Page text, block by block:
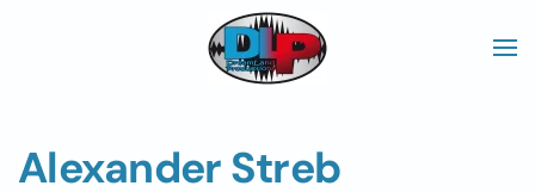
Skip to main content
Alexander Streb